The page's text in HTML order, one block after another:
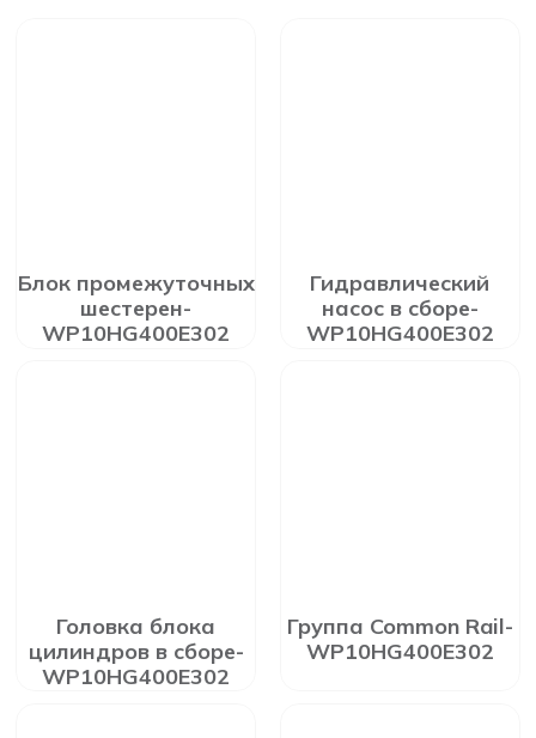
Блок промежуточных
шестерен-
WP10HG400E302
Гидравлический
насос в сборе-
WP10HG400E302
Головка блока
цилиндров в сборе-
WP10HG400E302
Группа Common Rail-
WP10HG400E302